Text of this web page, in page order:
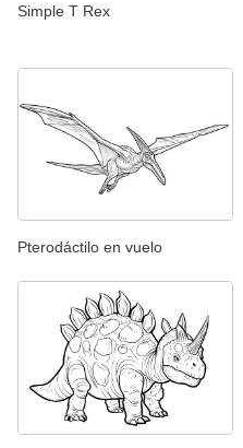
Simple T Rex
Pterodáctilo en vuelo